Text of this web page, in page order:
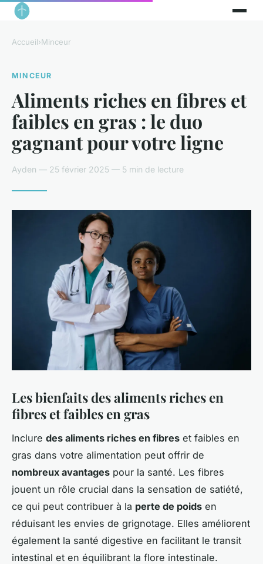
Accueil›Minceur
MINCEUR
Aliments riches en fibres et
faibles en gras : le duo
gagnant pour votre ligne
Ayden — 25 février 2025 — 5 min de lecture
Les bienfaits des aliments riches en
fibres et faibles en gras
Inclure des aliments riches en fibres et faibles en
gras dans votre alimentation peut offrir de
nombreux avantages pour la santé. Les fibres
jouent un rôle crucial dans la sensation de satiété,
ce qui peut contribuer à la perte de poids en
réduisant les envies de grignotage. Elles améliorent
également la santé digestive en facilitant le transit
intestinal et en équilibrant la flore intestinale.